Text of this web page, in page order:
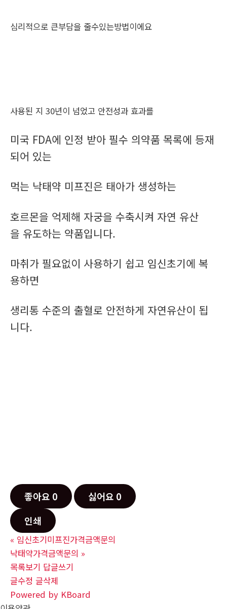
심리적으로 큰부담을 줄수있는방법이에요
사용된 지 30년이 넘었고 안전성과 효과를
미국 FDA에 인정 받아 필수 의약품 목록에 등재
되어 있는
먹는 낙태약 미프진은 태아가 생성하는
호르몬을 억제해 자궁을 수축시켜 자연 유산
을 유도하는 약품입니다.
마취가 필요없이 사용하기 쉽고 임신초기에 복
용하면
생리통 수준의 출혈로 안전하게 자연유산이 됩
니다.
좋아요 0 싫어요 0
인쇄
« 임신초기미프진가격금액문의
낙태약가격금액문의 »
목록보기 답글쓰기
글수정 글삭제
Powered by KBoard